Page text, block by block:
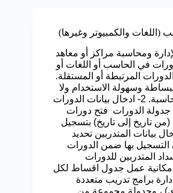
(اللغات والكمبيوتر وغيرها)
ومحاسبة مراكز أو معاهد
في الحاسب أو اللغات أو
المرتبطة أو المستقلة.
البرنامج: 1- البساطة وسهولة الاستخدام ولا
يتطلب خبرة في المحاسبة. 2- ادخال بيانات الدورات
واسعارها 3- جدولة الدورات فتح دورات
(من تاريخ إلى تاريخ) بتسجيل
ضمنها. 4- إدخال بيانات المتدربين تحديد
التسجيل بها ضمن الدورات
سداد المتدربين للدورات
امكانية عمل جدول اقساط لكل
ادارة برامج تدريب متعددة
، وجدولة مجموعة من…